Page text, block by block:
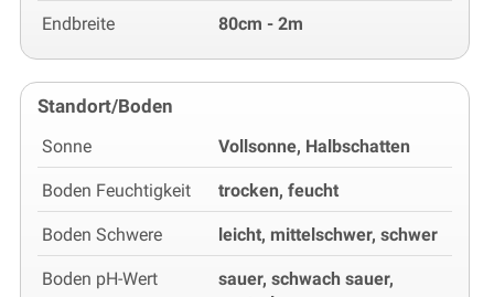
Endbreite 80cm - 2m
Standort/Boden
Sonne Vollsonne, Halbschatten
Boden Feuchtigkeit trocken, feucht
Boden Schwere leicht, mittelschwer, schwer
Boden pH-Wert
sauer, schwach sauer,